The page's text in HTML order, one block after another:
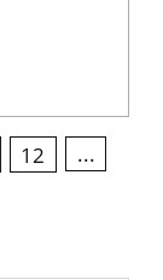
12
...